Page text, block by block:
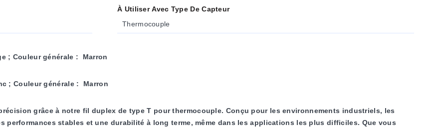
À Utiliser Avec Type De Capteur
Thermocouple
; Couleur générale : Marron
; Couleur générale : Marron
grâce à notre fil duplex de type T pour thermocouple. Conçu pour les environnements industriels, les
performances stables et une durabilité à long terme, même dans les applications les plus difficiles. Que vous